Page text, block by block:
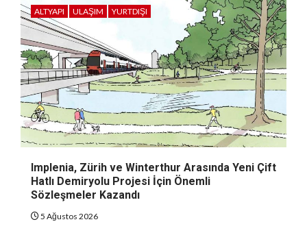
ALTYAPI ULAŞIM YURTDIŞI
Implenia, Zürih ve Winterthur Arasında Yeni Çift
Hatlı Demiryolu Projesi İçin Önemli
Sözleşmeler Kazandı
5 Ağustos 2026